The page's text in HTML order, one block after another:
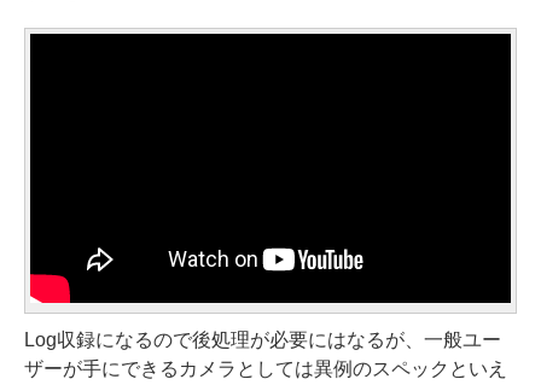
Log収録になるので後処理が必要にはなるが、一般ユー
ザーが手にできるカメラとしては異例のスペックといえ